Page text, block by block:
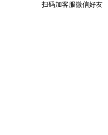
扫码加客服微信好友